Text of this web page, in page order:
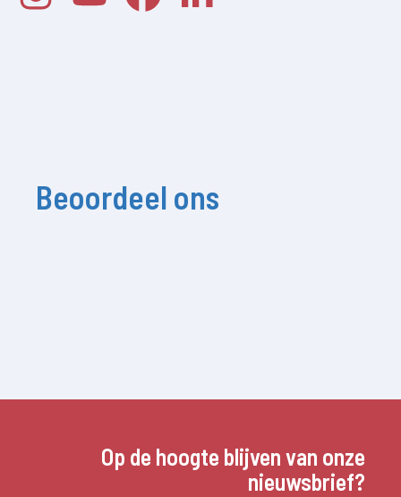
Beoordeel ons
Op de hoogte blijven van onze
nieuwsbrief?